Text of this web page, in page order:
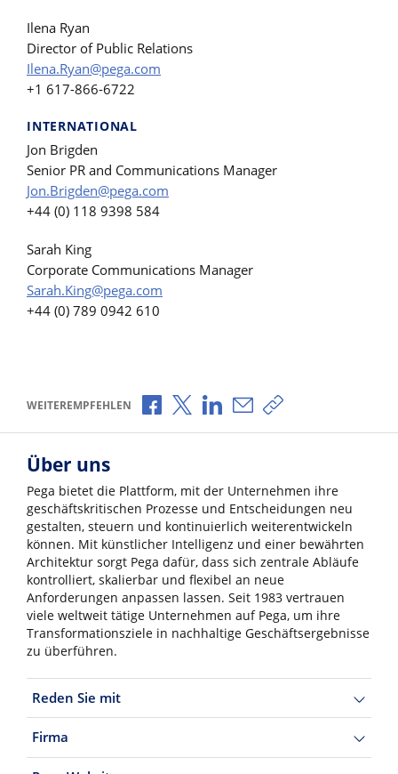
Ilena Ryan
Director of Public Relations
Ilena.Ryan@pega.com
+1 617-866-6722
INTERNATIONAL
Jon Brigden
Senior PR and Communications Manager
Jon.Brigden@pega.com
+44 (0) 118 9398 584
Sarah King
Corporate Communications Manager
Sarah.King@pega.com
+44 (0) 789 0942 610
WEITEREMPFEHLEN Über Facebook teilen
Über X teilen
Über LinkedIn teilen
Über E-Mail teilen
Link zum Teilen
Über uns
Pega bietet die Plattform, mit der Unternehmen ihre
geschäftskritischen Prozesse und Entscheidungen neu
gestalten, steuern und kontinuierlich weiterentwickeln
können. Mit künstlicher Intelligenz und einer bewährten
Architektur sorgt Pega dafür, dass sich zentrale Abläufe
kontrolliert, skalierbar und flexibel an neue
Anforderungen anpassen lassen. Seit 1983 vertrauen
viele weltweit tätige Unternehmen auf Pega, um ihre
Transformationsziele in nachhaltige Geschäftsergebnisse
zu überführen.
Reden Sie mit
Firma